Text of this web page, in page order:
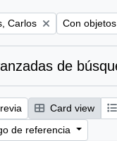
Carlos Remove
Con
de
Card view
de referencia